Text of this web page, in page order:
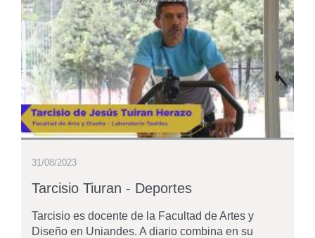
31/08/2023
Tarcisio Tiuran - Deportes
Tarcisio es docente de la Facultad de Artes y
Diseño en Uniandes. A diario combina en su